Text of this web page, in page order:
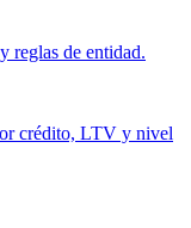
reglas de entidad.
crédito, LTV y nivel